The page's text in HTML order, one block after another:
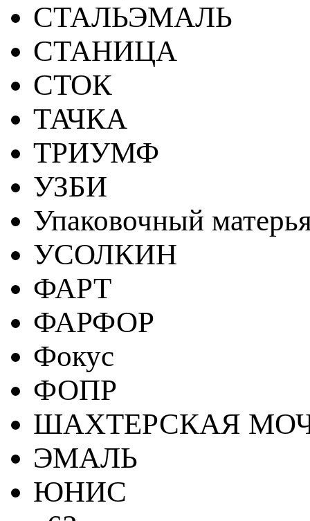
СТАЛЬЭМАЛЬ
СТАНИЦА
СТОК
ТАЧКА
ТРИУМФ
УЗБИ
Упаковочный
УСОЛКИН
ФАРТ
ФАРФОР
Фокус
ФОПР
ШАХТЕРСКАЯ
ЭМАЛЬ
ЮНИС